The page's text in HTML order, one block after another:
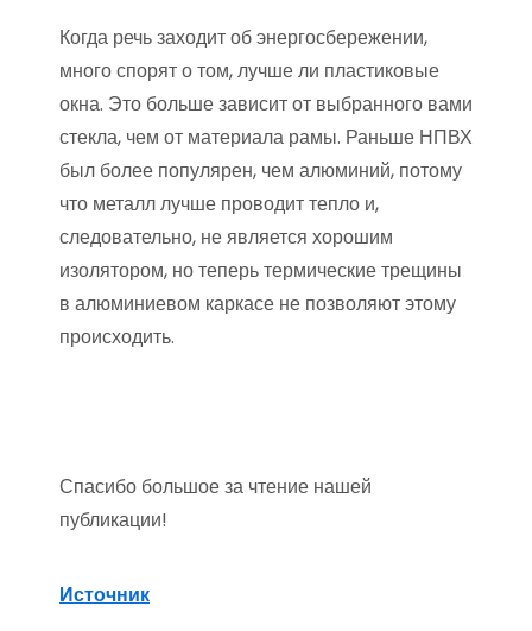
Когда речь заходит об энергосбережении,
много спорят о том, лучше ли пластиковые
окна. Это больше зависит от выбранного вами
стекла, чем от материала рамы. Раньше НПВХ
был более популярен, чем алюминий, потому
что металл лучше проводит тепло и,
следовательно, не является хорошим
изолятором, но теперь термические трещины
в алюминиевом каркасе не позволяют этому
происходить.
Спасибо большое за чтение нашей
публикации!
Источник